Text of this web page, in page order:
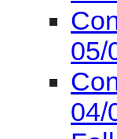
05/
04/